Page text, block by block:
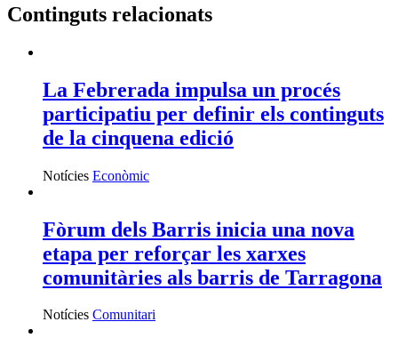
Continguts relacionats
La Febrerada impulsa un procés
participatiu per definir els continguts
de la cinquena edició
Notícies Econòmic
Fòrum dels Barris inicia una nova
etapa per reforçar les xarxes
comunitàries als barris de Tarragona
Notícies Comunitari